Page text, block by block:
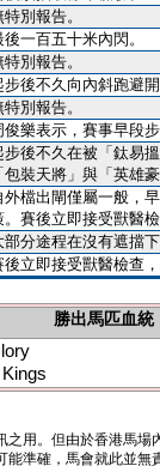
特別報告。
後一百五十米內閃。
特別報告。
步後不久向內斜跑避
特別報告。
俊樂表示，賽事早段
步後不久在被「鈦易
包裝天將」與「英雄
外檔出閘僅屬一般，
。賽後立即接受獸醫
部分途程在沒有遮擋
後立即接受獸醫檢查
勝出馬匹血統
用。但由於香港馬
準確，馬會就此並